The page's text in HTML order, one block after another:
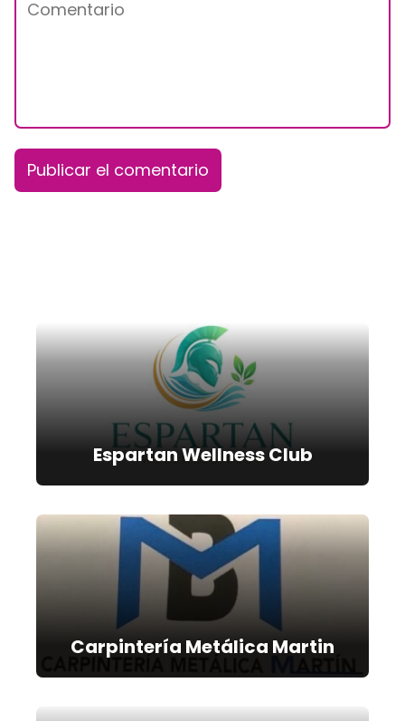
Espartan Wellness Club
Carpintería Metálica Martin